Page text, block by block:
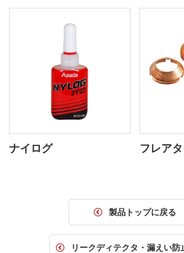
ナイログ フレア
製品トップに戻る
リークディテクタ・漏えい防